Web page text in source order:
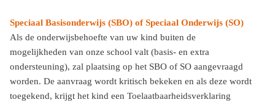
Speciaal Basisonderwijs (SBO) of Speciaal Onderwijs (SO)
Als de onderwijsbehoefte van uw kind buiten de
mogelijkheden van onze school valt (basis- en extra
ondersteuning), zal plaatsing op het SBO of SO aangevraagd
worden. De aanvraag wordt kritisch bekeken en als deze wordt
toegekend, krijgt het kind een Toelaatbaarheidsverklaring